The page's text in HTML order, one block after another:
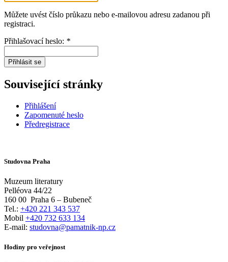
Můžete uvést číslo průkazu nebo e-mailovou adresu zadanou při
registraci.
Přihlašovací heslo: *
Přihlásit se
Související stránky
Přihlášení
Zapomenuté heslo
Předregistrace
Studovna Praha
Muzeum literatury
Pelléova 44/22
160 00 Praha 6 – Bubeneč
Tel.: +420 221 343 537
Mobil +420 732 633 134
E-mail: studovna@pamatnik-np.cz
Hodiny pro veřejnost